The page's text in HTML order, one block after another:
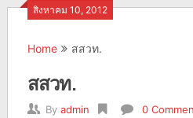
สิงหาคม 10, 2012
Home สสวท.
สสวท.
By admin 0